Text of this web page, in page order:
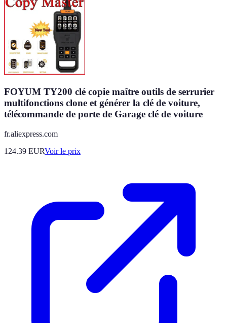
FOYUM TY200 clé copie maître outils de serrurier
multifonctions clone et générer la clé de voiture,
télécommande de porte de Garage clé de voiture
fr.aliexpress.com
124.39 EURVoir le prix